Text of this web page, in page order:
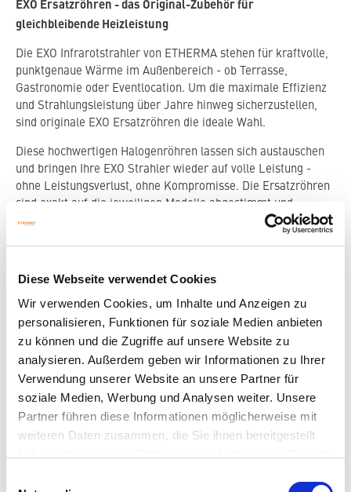
Diese Webseite verwendet Cookies
Wir verwenden Cookies, um Inhalte und Anzeigen zu
personalisieren, Funktionen für soziale Medien anbieten
zu können und die Zugriffe auf unsere Website zu
analysieren. Außerdem geben wir Informationen zu Ihrer
Verwendung unserer Website an unsere Partner für
soziale Medien, Werbung und Analysen weiter. Unsere
Partner führen diese Informationen möglicherweise mit
weiteren Daten zusammen, die Sie ihnen bereitgestellt
EXO Ersatzröhren - das Original-Zubehör für
gleichbleibende Heizleistung
Die EXO Infrarotstrahler von ETHERMA stehen für kraftvolle,
punktgenaue Wärme im Außenbereich - ob Terrasse,
Gastronomie oder Eventlocation. Um die maximale Effizienz
und Strahlungsleistung über Jahre hinweg sicherzustellen,
sind originale EXO Ersatzröhren die ideale Wahl.
Diese hochwertigen Halogenröhren lassen sich austauschen
und bringen Ihre EXO Strahler wieder auf volle Leistung -
ohne Leistungsverlust, ohne Kompromisse. Die Ersatzröhren
sind exakt auf die jeweiligen Modelle abgestimmt und
garantieren eine lange Lebensdauer sowie minimale